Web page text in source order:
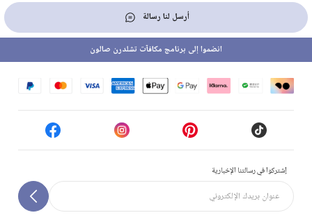
أرسل لنا رسالة
إشتركوا في رسالتنا الإخبارية
انضموا إلى برنامج مكافآت تشلدرن صالون